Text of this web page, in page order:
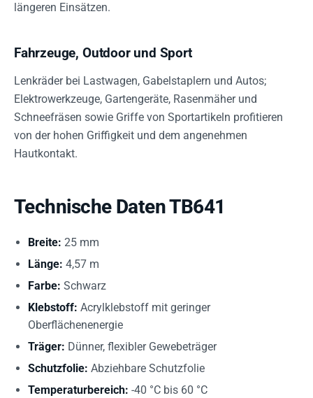
längeren Einsätzen.
Fahrzeuge, Outdoor und Sport
Lenkräder bei Lastwagen, Gabelstaplern und Autos;
Elektrowerkzeuge, Gartengeräte, Rasenmäher und
Schneefräsen sowie Griffe von Sportartikeln profitieren
von der hohen Griffigkeit und dem angenehmen
Hautkontakt.
Technische Daten TB641
Breite: 25 mm
Länge: 4,57 m
Farbe: Schwarz
Klebstoff: Acrylklebstoff mit geringer
Oberflächenenergie
Träger: Dünner, flexibler Gewebeträger
Schutzfolie: Abziehbare Schutzfolie
Temperaturbereich: -40 °C bis 60 °C